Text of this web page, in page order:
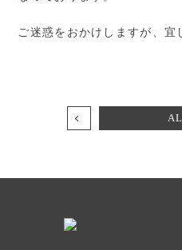
ご迷惑をおかけしますが、宜